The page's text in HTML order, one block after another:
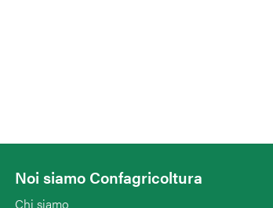
Noi siamo Confagricoltura
Chi siamo